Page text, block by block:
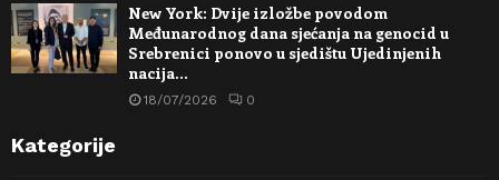
New York: Dvije izložbe povodom
Međunarodnog dana sjećanja na genocid u
Srebrenici ponovo u sjedištu Ujedinjenih
nacija…
18/07/2026 0
Kategorije